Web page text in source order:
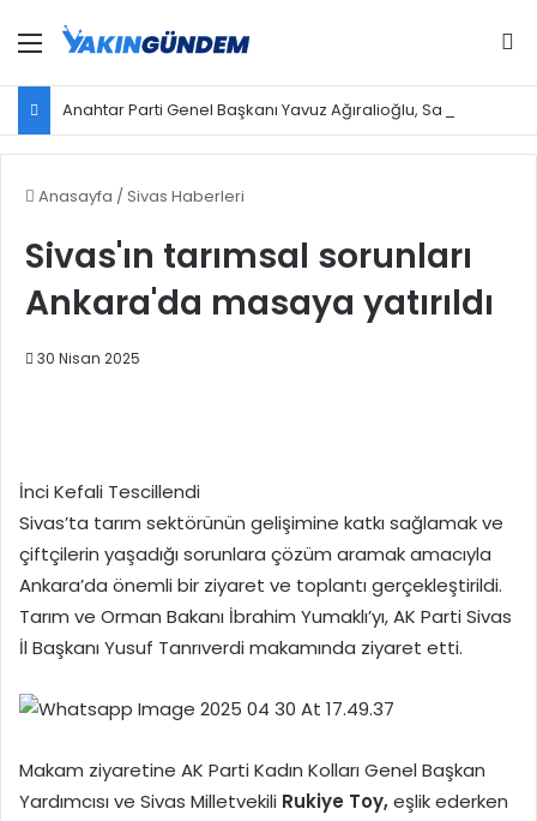
Menü
Anasayfa / Sivas Haberleri
Sivas'ın tarımsal sorunları
Ankara'da masaya yatırıldı
30 Nisan 2025
İnci Kefali Tescillendi
Sivas’ta tarım sektörünün gelişimine katkı sağlamak ve
çiftçilerin yaşadığı sorunlara çözüm aramak amacıyla
Ankara’da önemli bir ziyaret ve toplantı gerçekleştirildi.
Tarım ve Orman Bakanı İbrahim Yumaklı’yı, AK Parti Sivas
İl Başkanı Yusuf Tanrıverdi makamında ziyaret etti.
Makam ziyaretine AK Parti Kadın Kolları Genel Başkan
Yardımcısı ve Sivas Milletvekili Rukiye Toy,eşlik ederken